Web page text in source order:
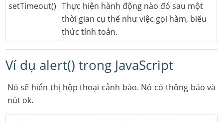
setTimeout() Thực hiện hành động nào đó sau một
thời gian cụ thể như việc gọi hàm, biểu
thức tính toán.
Ví dụ alert() trong JavaScript
Nó sẽ hiển thị hộp thoại cảnh báo. Nó có thông báo và
nút ok.